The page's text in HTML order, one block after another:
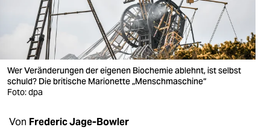
wahrheit
verlag
verlag
shop
Wer Veränderungen der eigenen Biochemie ablehnt, ist selbst
schuld? Die britische Marionette „Menschmaschine“
Foto: dpa
Von Frederic Jage-Bowler